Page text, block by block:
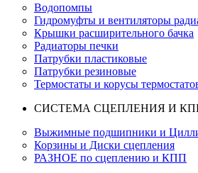
Водопомпы
Гидромуфты и вентиляторы
Крышки расширительного бачка
Радиаторы печки
Патрубки пластиковые
Патрубки резиновые
Термостаты и корусы
СИСТЕМА СЦЕПЛЕНИЯ И
Выжимные подшипники и
Корзины и Диски сцепления
РАЗНОЕ по сцеплению и КПП